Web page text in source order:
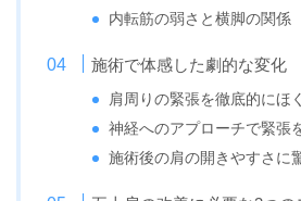
内転筋の弱さと横脚の関係
施術で体感した劇的な変化
肩周りの緊張を徹底的にほ
神経へのアプローチで緊張
施術後の肩の開きやすさに